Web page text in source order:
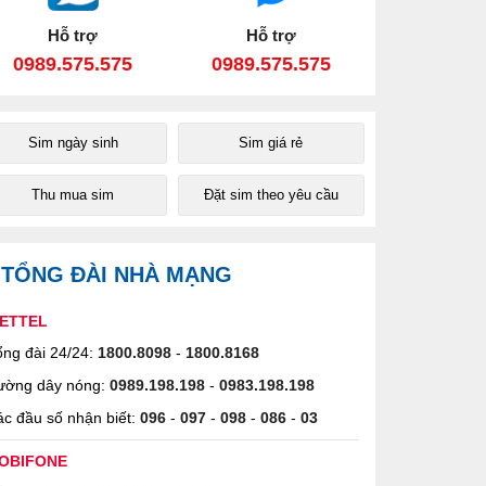
Hỗ trợ
0989.575.575
Hỗ trợ
0989.575.575
Sim ngày sinh Sim giá rẻ
Thu mua sim Đặt sim theo yêu cầu
TỔNG ĐÀI NHÀ MẠNG
đài 24/24: 1800.8098 - 1800.8168
dây nóng: 0989.198.198 - 0983.198.198
đầu số nhận biết: 096 - 097 - 098 - 086 - 03